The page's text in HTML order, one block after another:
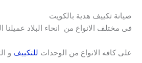
صيانة تكييف هدية بالكويت
فى مختلف الانواع من انحاء البلاد عميلنا
على كافه الانواع من الوحدات للتكييف و